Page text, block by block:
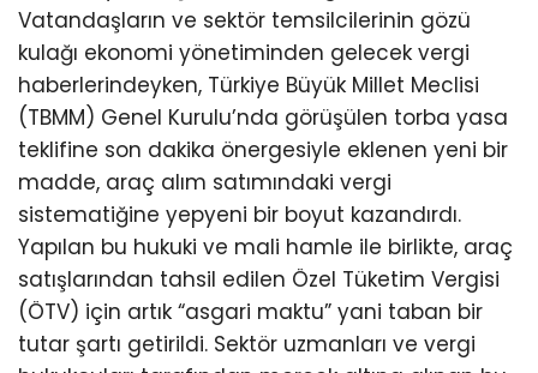
Vatandaşların ve sektör temsilcilerinin gözü
kulağı ekonomi yönetiminden gelecek vergi
haberlerindeyken, Türkiye Büyük Millet Meclisi
(TBMM) Genel Kurulu’nda görüşülen torba yasa
teklifine son dakika önergesiyle eklenen yeni bir
madde, araç alım satımındaki vergi
sistematiğine yepyeni bir boyut kazandırdı.
Yapılan bu hukuki ve mali hamle ile birlikte, araç
satışlarından tahsil edilen Özel Tüketim Vergisi
(ÖTV) için artık “asgari maktu” yani taban bir
tutar şartı getirildi. Sektör uzmanları ve vergi